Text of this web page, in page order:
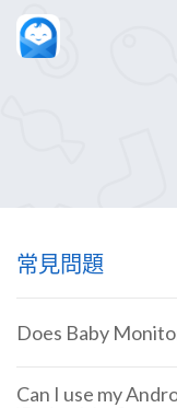
常見問題
Does Baby
Can I use my